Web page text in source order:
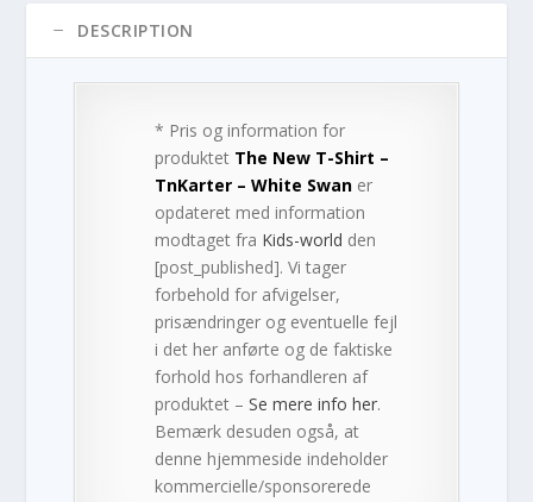
DESCRIPTION
* Pris og information for
produktet The New T-Shirt –
TnKarter – White Swan er
opdateret med information
modtaget fra Kids-world den
[post_published]. Vi tager
forbehold for afvigelser,
prisændringer og eventuelle fejl
i det her anførte og de faktiske
forhold hos forhandleren af
produktet –Se mere info her.
Bemærk desuden også, at
denne hjemmeside indeholder
kommercielle/sponsorerede